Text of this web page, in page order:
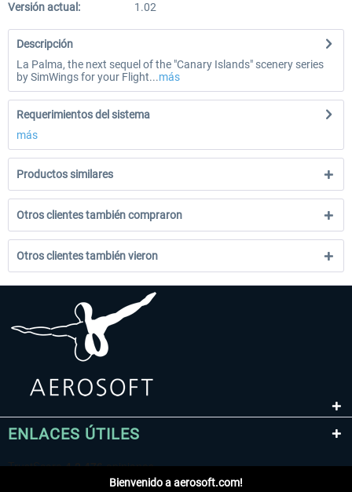
Versión actual:
1.02
Descripción
La Palma, the next sequel of the "Canary Islands" scenery series
by SimWings for your Flight...más
Requerimientos del sistema
más
Productos similares
Otros clientes también compraron
Otros clientes también vieron
ENLACES ÚTILES
Bienvenido a aerosoft.com!